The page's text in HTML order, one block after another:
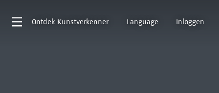
Ontdek Kunstverkenner Language Inloggen